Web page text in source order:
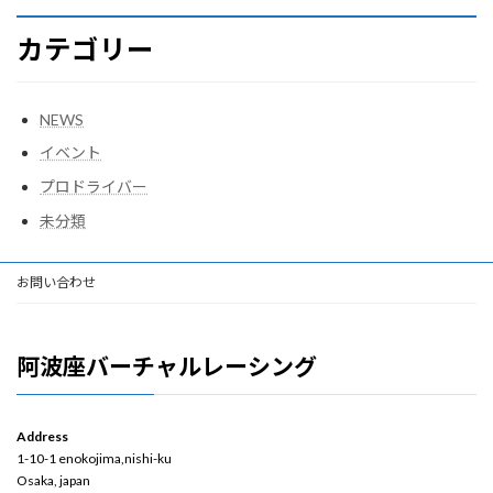
カテゴリー
NEWS
イベント
プロドライバー
未分類
お問い合わせ
阿波座バーチャルレーシング
Address
1-10-1 enokojima,nishi-ku
Osaka, japan